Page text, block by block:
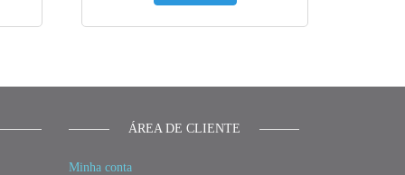
ÁREA DE CLIENTE
Minha conta